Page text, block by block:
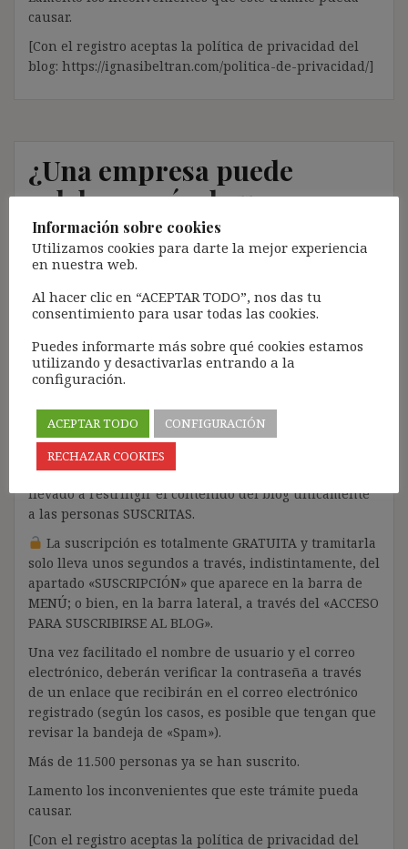
causar.
[Con el registro aceptas la política de privacidad del
blog: https://ignasibeltran.com/politica-de-privacidad/]
¿Una empresa puede
celebrar más de un
contrato fijo-discontinuo
con el mismo trabajador?
7 julio, 2022 ibdehere Comentarios Jurisprudencia
El propósito de este blog es compartir contenido de
forma totalmente GRATUITA.
La proliferación de empresas que utilizan la
Inteligencia Artificial Generativa (IAG) con ánimo de
lucro y que se apropian del contenido de terceros sin
ningún respeto por los derechos de autor, me ha
llevado a restringir el contenido del blog únicamente
a las personas SUSCRITAS.
La suscripción es totalmente GRATUITA y tramitarla
solo lleva unos segundos a través, indistintamente, del
apartado «SUSCRIPCIÓN» que aparece en la barra de
MENÚ; o bien, en la barra lateral, a través del «ACCESO
PARA SUSCRIBIRSE AL BLOG».
Una vez facilitado el nombre de usuario y el correo
electrónico, deberán verificar la contraseña a través
de un enlace que recibirán en el correo electrónico
registrado (según los casos, es posible que tengan que
revisar la bandeja de «Spam»).
Más de 11.500 personas ya se han suscrito.
Lamento los inconvenientes que este trámite pueda
causar.
[Con el registro aceptas la política de privacidad del
Información sobre cookies
Utilizamos cookies para darte la mejor experiencia
en nuestra web.
Al hacer clic en “ACEPTAR TODO”, nos das tu
consentimiento para usar todas las cookies.
Puedes informarte más sobre qué cookies estamos
utilizando y desactivarlas entrando a la
configuración.
ACEPTAR TODO
CONFIGURACIÓN
RECHAZAR COOKIES